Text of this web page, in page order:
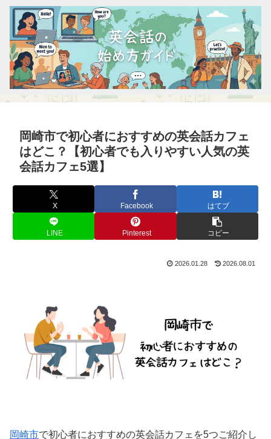
岡崎市で初心者におすすめの英会話カフェ
はどこ？【初心者でも入りやすい人気の英
会話カフェ5選】
X Facebook はてブ
LINE Pinterest コピー
2026.01.28 2026.08.01
岡崎市で初心者におすすめの英会話カフェを5つご紹介し